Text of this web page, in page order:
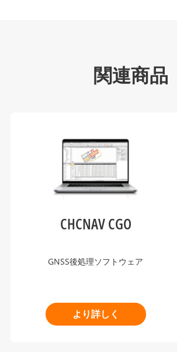
関連商品
CHCNAV CGO
GNSS後処理ソフトウェア
より詳しく